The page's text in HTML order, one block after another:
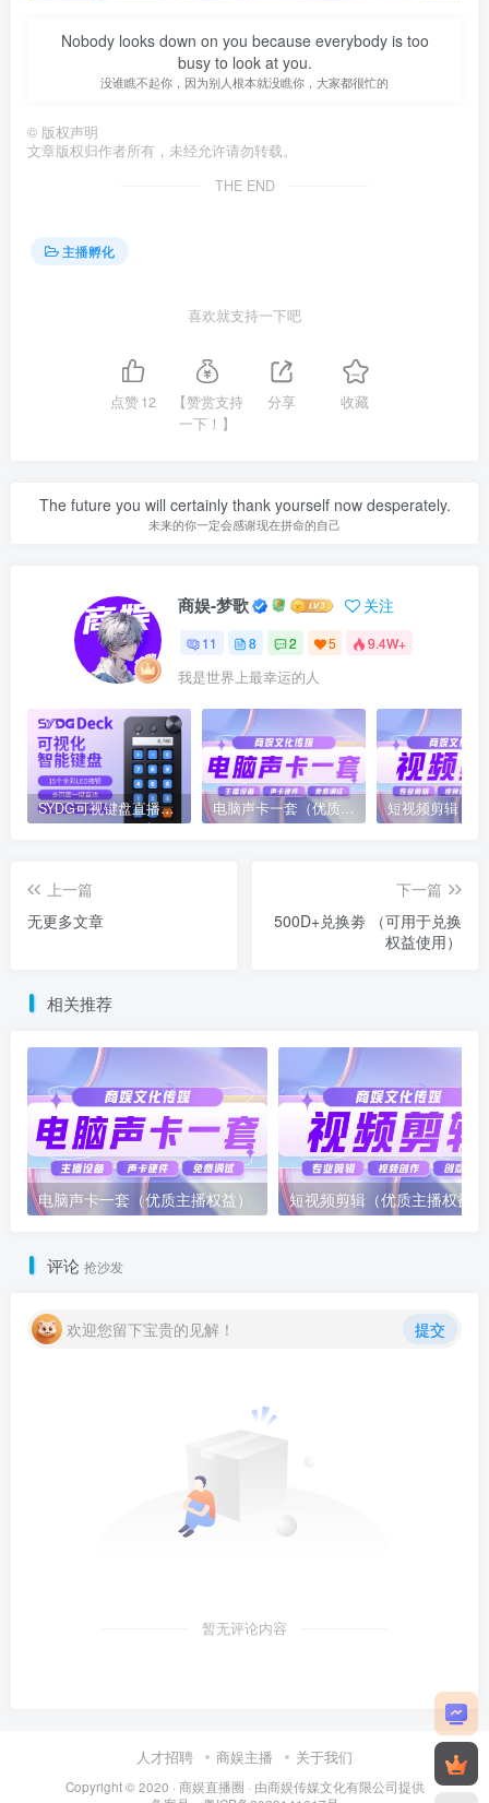
Nobody looks down on you because everybody is too
busy to look at you.
没谁瞧不起你，因为别人根本就没瞧你，大家都很忙的
© 版权声明
文章版权归作者所有，未经允许请勿转载。
THE END
主播孵化
喜欢就支持一下吧
点赞12
【赞赏支持
一下！】
分享 收藏
The future you will certainly thank yourself now desperately.
未来的你一定会感谢现在拼命的自己
商娱-梦歌 关注
11 8 2 5 9.4W+
我是世界上最幸运的人
SYDG可视键盘直播智能辅助多功能快捷键小键盘 电脑声卡一套（优质主播权益）
上一篇
无更多文章
下一篇
500D+兑换劵 （可用于兑换
权益使用）
相关推荐
电脑声卡一套（优质主播权益） 短视频剪辑（优质主播权益）
评论 抢沙发
欢迎您留下宝贵的见解！ 提交
暂无评论内容
人才招聘 商娱主播 关于我们
Copyright © 2020 · 商娱直播圈 · 由商娱传媒文化有限公司提供